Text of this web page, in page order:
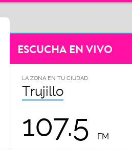
ESCUCHA EN VIVO
LA ZONA EN TU CIUDAD
Trujillo
107.5 FM